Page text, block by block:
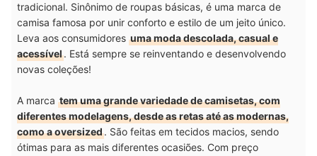
tradicional. Sinônimo de roupas básicas, é uma marca de
camisa famosa por unir conforto e estilo de um jeito único.
Leva aos consumidores uma moda descolada, casual e
acessível. Está sempre se reinventando e desenvolvendo
novas coleções!
A marca tem uma grande variedade de camisetas, com
diferentes modelagens, desde as retas até as modernas,
como a oversized. São feitas em tecidos macios, sendo
ótimas para as mais diferentes ocasiões. Com preço